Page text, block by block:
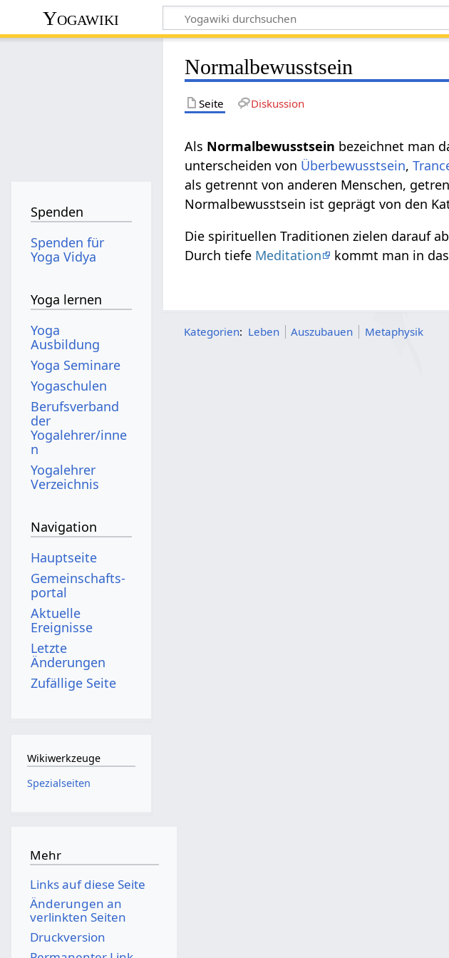
Yogawiki
Normalbewusstsein
Seite Diskussion
Als Normalbewusstsein bezeichnet man
unterscheiden von Überbewusstsein,
als getrennt von anderen Menschen,
Normalbewusstsein ist geprägt von den
Die spirituellen Traditionen zielen darauf
Durch tiefe Meditation kommt man in das
Kategorien: Leben Auszubauen Metaphysik
Spenden
Spenden für
Yoga Vidya
Yoga lernen
Yoga
Ausbildung
Yoga Seminare
Yogaschulen
Berufsverband
der
Yogalehrer/inne
n
Yogalehrer
Verzeichnis
Navigation
Hauptseite
Gemeinschafts­
portal
Aktuelle
Ereignisse
Letzte
Änderungen
Zufällige Seite
Wikiwerkzeuge
Spezialseiten
Mehr
Links auf diese Seite
Änderungen an
verlinkten Seiten
Druckversion